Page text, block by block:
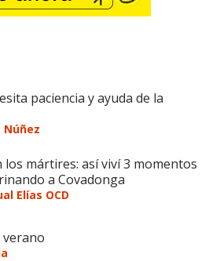
paciencia y ayuda de la
los mártires: así viví 3 momentos
a Covadonga
Elías OCD